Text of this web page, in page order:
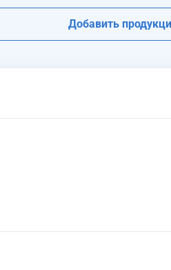
Добавить